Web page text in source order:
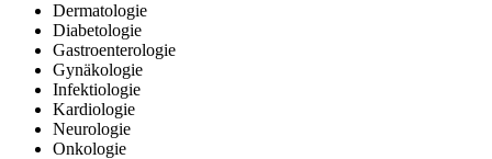
Dermatologie
Diabetologie
Gastroenterologie
Gynäkologie
Infektiologie
Kardiologie
Neurologie
Onkologie